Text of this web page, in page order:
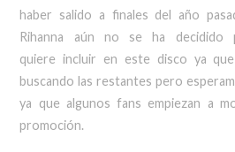
haber salido a finales del año
Rihanna aún no se ha decidido
quiere incluir en este disco ya
buscando las restantes pero
ya que algunos fans empiezan a
promoción.